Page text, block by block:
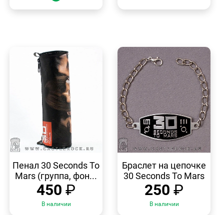
ПРОСМОТР
Пенал 30 Seconds To
Mars (группа, фон...
450 ₽
В наличии
ПРОСМОТР
Браслет на цепочке
30 Seconds To Mars
250 ₽
В наличии